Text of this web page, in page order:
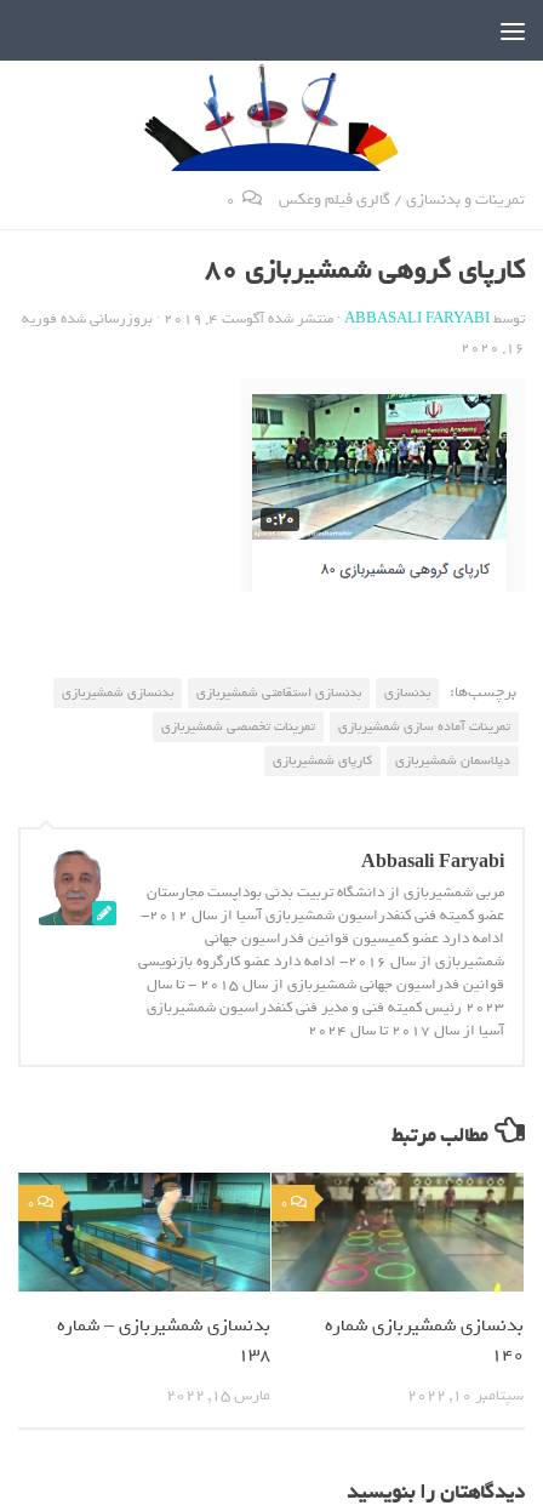
تمرینات و بدنسازی/ گالری فیلم وعکس 0
کارپای گروهی شمشیربازی 80
توسطABBASALI FARYABI · منتشر شدهآگوست 4, 2019 · بروزرسانی شده فوریه
16, 2020
برچسب‌ها: بدنسازی بدنسازی استقامتی شمشیربازی
بدنسازی شمشیربازی
تمرینات آماده سازی شمشیربازی
تمرینات تخصصی شمشیربازی
دپلاسمان شمشیربازی
کارپای شمشیربازی
Abbasali Faryabi
مربی شمشیربازی از دانشگاه تربیت بدنی بوداپست مجارستان
عضو کمیته فنی کنفدراسیون شمشیربازی آسیا از سال 2012-
ادامه دارد عضو کمیسیون قوانین فدراسیون جهانی
شمشیربازی از سال 2016- ادامه دارد عضو کارگروه بازنویسی
قوانین فدراسیون جهانی شمشیربازی از سال 2015 - تا سال
2023 رئیس کمیته فنی و مدیر فنی کنفدراسیون شمشیربازی
آسیا از سال 2017 تا سال 2024
مطالب مرتبط
0
بدنسازی شمشیربازی شماره
140
سپتامبر 10, 2022
0
بدنسازی شمشیربازی – شماره
138
مارس 15, 2022
دیدگاهتان را بنویسید